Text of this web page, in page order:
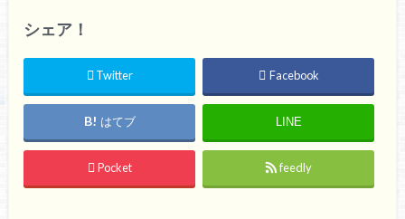
シェア！
Twitter Facebook
はてブ LINE
Pocket feedly